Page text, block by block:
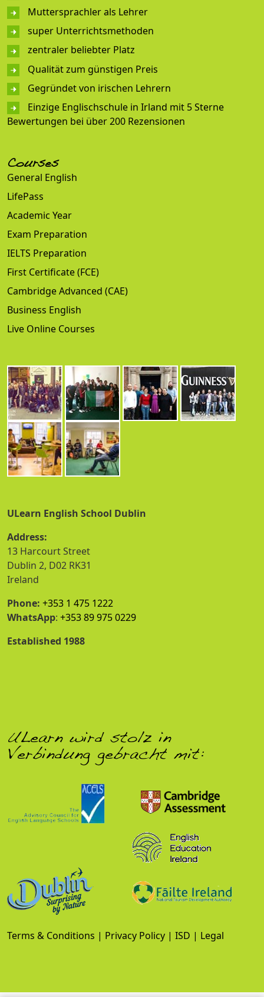
Muttersprachler als Lehrer
super Unterrichtsmethoden
zentraler beliebter Platz
Qualität zum günstigen Preis
Gegründet von irischen Lehrern
Einzige Englischschule in Irland mit 5 Sterne
Bewertungen bei über 200 Rezensionen
Courses
General English
LifePass
Academic Year
Exam Preparation
IELTS Preparation
First Certificate (FCE)
Cambridge Advanced (CAE)
Business English
Live Online Courses
ULearn English School Dublin
Address:
13 Harcourt Street
Dublin 2, D02 RK31
Ireland
Phone: +353 1 475 1222
WhatsApp: +353 89 975 0229
Established 1988
ULearn wird stolz in
Verbindung gebracht mit:
Terms & Conditions | Privacy Policy | ISD | Legal